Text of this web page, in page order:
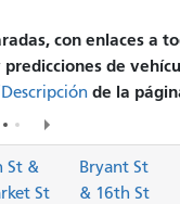
con enlaces a
de
de la
St &
St
Bryant St
& 16th St